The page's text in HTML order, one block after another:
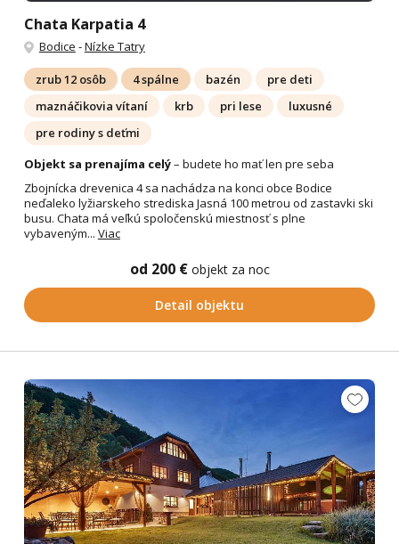
Chata Karpatia 4
Bodice -Nízke Tatry
zrub 12 osôb 4 spálne bazén
pre deti
maznáčikovia vítaní
krb pri lese
luxusné
pre rodiny s deťmi
Objekt sa prenajíma celý– budete ho mať len pre seba
Zbojnícka drevenica 4 sa nachádza na konci obce Bodice
neďaleko lyžiarskeho strediska Jasná 100 metrou od zastavki ski
busu. Chata má veľkú spoločenskú miestnosť s plne
vybaveným... Viac
od 200 € objekt za noc
Detail objektu